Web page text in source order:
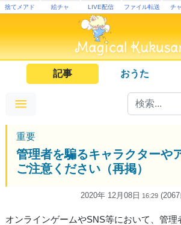
捨てメアド 絵チャ LIVE配信 ファイル転送 チ
記事 おうた
重要
管理者を騙るキャラクターや
ご注意ください（再掲）
2020年 12月08日 16:29 (2067
オンラインゲームやSNS等において、管理